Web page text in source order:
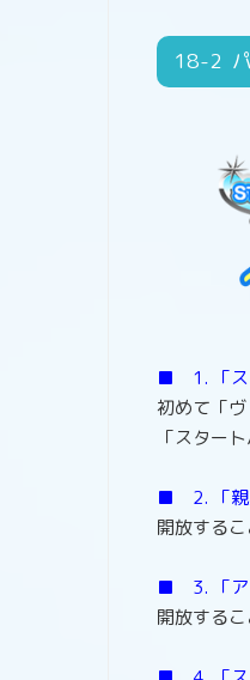
18
■ 1. 「ス
初めて「
「スター
■ 2. 「親
開放する
■ 3. 「ア
開放する